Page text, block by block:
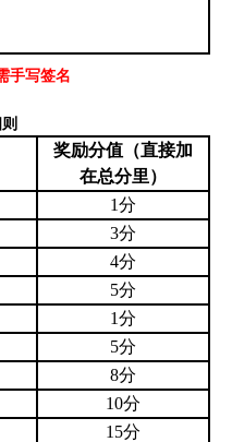
手写签名
奖励分值（直接加
在总分里）
1分
3分
4分
5分
1分
5分
8分
10分
15分